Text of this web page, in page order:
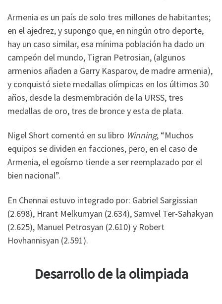
Armenia es un país de solo tres millones de habitantes;
en el ajedrez, y supongo que, en ningún otro deporte,
hay un caso similar, esa mínima población ha dado un
campeón del mundo, Tigran Petrosian, (algunos
armenios añaden a Garry Kasparov, de madre armenia),
y conquistó siete medallas olímpicas en los últimos 30
años, desde la desmembración de la URSS, tres
medallas de oro, tres de bronce y esta de plata.
Nigel Short comentó en su libro Winning, “Muchos
equipos se dividen en facciones, pero, en el caso de
Armenia, el egoísmo tiende a ser reemplazado por el
bien nacional”.
En Chennai estuvo integrado por: Gabriel Sargissian
(2.698), Hrant Melkumyan (2.634), Samvel Ter-Sahakyan
(2.625), Manuel Petrosyan (2.610) y Robert
Hovhannisyan (2.591).
Desarrollo de la olimpiada